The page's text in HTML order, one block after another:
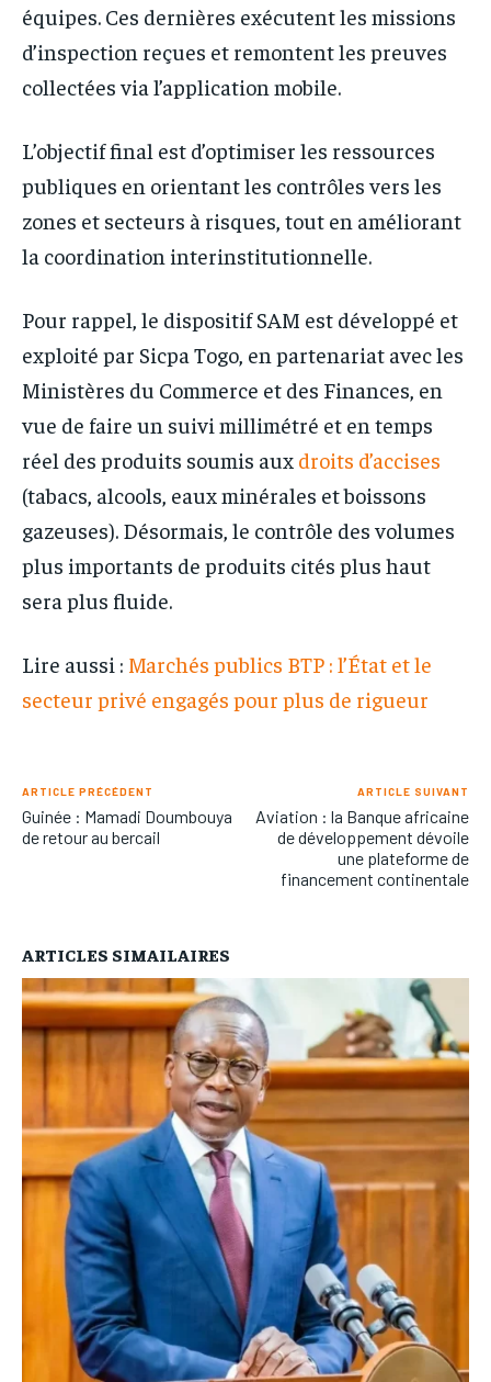
équipes. Ces dernières exécutent les missions
d’inspection reçues et remontent les preuves
collectées via l’application mobile.
L’objectif final est d’optimiser les ressources
publiques en orientant les contrôles vers les
zones et secteurs à risques, tout en améliorant
la coordination interinstitutionnelle.
Pour rappel, le dispositif SAM est développé et
exploité par Sicpa Togo, en partenariat avec les
Ministères du Commerce et des Finances, en
vue de faire un suivi millimétré et en temps
réel des produits soumis aux droits d’accises
(tabacs, alcools, eaux minérales et boissons
gazeuses). Désormais, le contrôle des volumes
plus importants de produits cités plus haut
sera plus fluide.
Lire aussi : Marchés publics BTP : l’État et le
secteur privé engagés pour plus de rigueur
ARTICLE PRÉCÉDENT
Guinée : Mamadi Doumbouya
de retour au bercail
ARTICLE SUIVANT
Aviation : la Banque africaine
de développement dévoile
une plateforme de
financement continentale
ARTICLES SIMAILAIRES